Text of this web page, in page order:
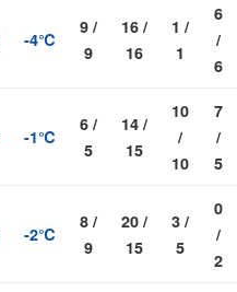
-4℃
9 /
9
16 /
16
1 /
1
6
/
6
-1℃
6 /
5
14 /
15
10
/
10
7
/
5
-2℃
8 /
9
20 /
15
3 /
5
0
/
2